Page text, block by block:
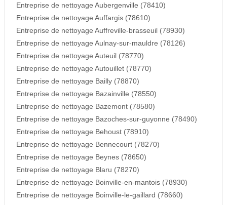
Entreprise de nettoyage Aubergenville (78410)
Entreprise de nettoyage Auffargis (78610)
Entreprise de nettoyage Auffreville-brasseuil (78930)
Entreprise de nettoyage Aulnay-sur-mauldre (78126)
Entreprise de nettoyage Auteuil (78770)
Entreprise de nettoyage Autouillet (78770)
Entreprise de nettoyage Bailly (78870)
Entreprise de nettoyage Bazainville (78550)
Entreprise de nettoyage Bazemont (78580)
Entreprise de nettoyage Bazoches-sur-guyonne (78490)
Entreprise de nettoyage Behoust (78910)
Entreprise de nettoyage Bennecourt (78270)
Entreprise de nettoyage Beynes (78650)
Entreprise de nettoyage Blaru (78270)
Entreprise de nettoyage Boinville-en-mantois (78930)
Entreprise de nettoyage Boinville-le-gaillard (78660)